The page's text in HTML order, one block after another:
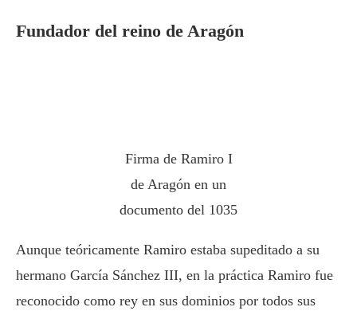
Fundador del reino de Aragón
Firma de Ramiro I
de Aragón en un
documento del 1035
Aunque teóricamente Ramiro estaba supeditado a su
hermano García Sánchez III, en la práctica Ramiro fue
reconocido como rey en sus dominios por todos sus